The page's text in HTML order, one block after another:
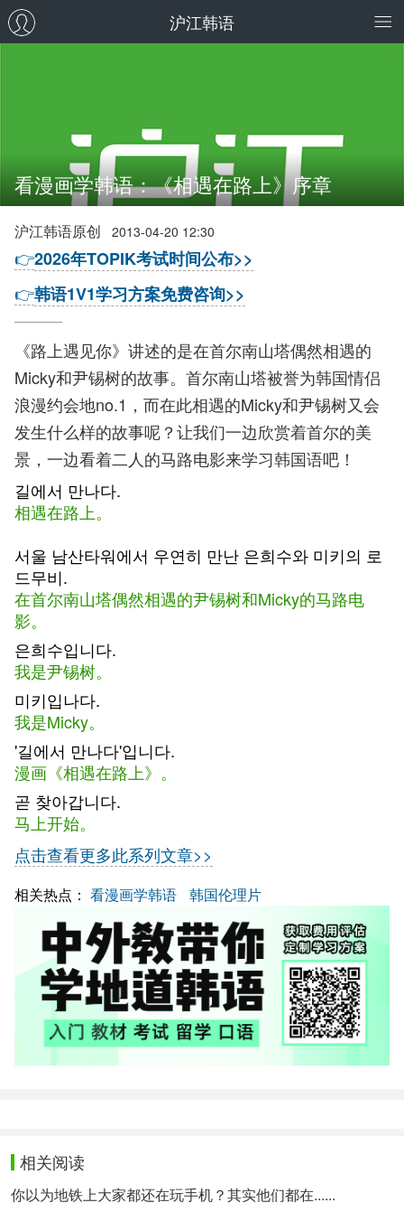
沪江韩语
看漫画学韩语：《相遇在路上》序章
沪江韩语原创 2013-04-20 12:30
👉2026年TOPIK考试时间公布>>
👉韩语1V1学习方案免费咨询>>
《路上遇见你》讲述的是在首尔南山塔偶然相遇的
Micky和尹锡树的故事。首尔南山塔被誉为韩国情侣
浪漫约会地no.1，而在此相遇的Micky和尹锡树又会
发生什么样的故事呢？让我们一边欣赏着首尔的美
景，一边看着二人的马路电影来学习韩国语吧！
길에서 만나다.
相遇在路上。
서울 남산타워에서 우연히 만난 은희수와 미키의 로
드무비.
在首尔南山塔偶然相遇的尹锡树和Micky的马路电
影。
은희수입니다.
我是尹锡树。
미키입나다.
我是Micky。
'길에서 만나다'입니다.
漫画《相遇在路上》。
곧 찾아갑니다.
马上开始。
点击查看更多此系列文章>>
相关热点： 看漫画学韩语 韩国伦理片
相关阅读
你以为地铁上大家都还在玩手机？其实他们都在......